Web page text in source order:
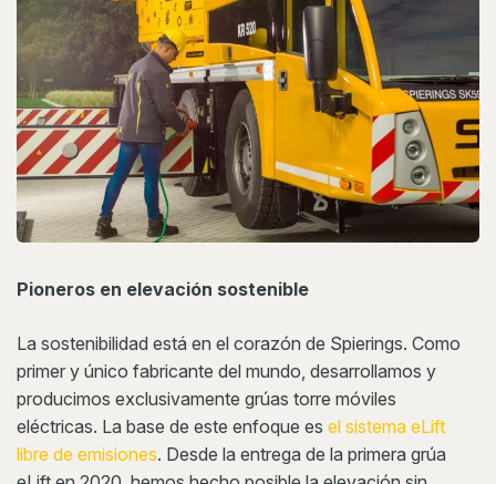
Pioneros en elevación sostenible
La sostenibilidad está en el corazón de Spierings. Como
primer y único fabricante del mundo, desarrollamos y
producimos exclusivamente grúas torre móviles
eléctricas. La base de este enfoque es el sistema eLift
libre de emisiones. Desde la entrega de la primera grúa